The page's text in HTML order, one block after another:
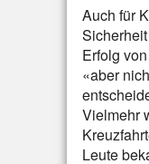
Auch für
Erfolg
«aber
Vielmehr
Leute